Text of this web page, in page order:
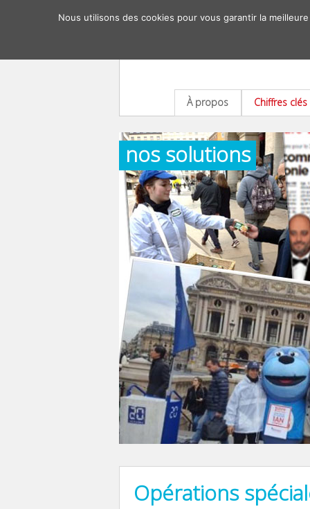
À propos Chiffres clés
nos solutions
Opérations
Nous utilisons des cookies pour vous garantir la